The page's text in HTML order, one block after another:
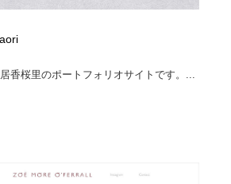
香桜里のポートフォリオサイトです。...